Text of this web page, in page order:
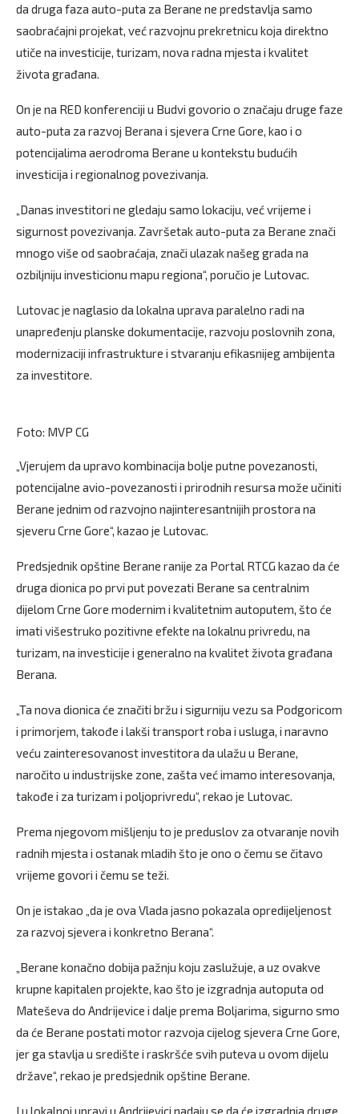
da druga faza auto-puta za Berane ne predstavlja samo
saobraćajni projekat, već razvojnu prekretnicu koja direktno
utiče na investicije, turizam, nova radna mjesta i kvalitet
života građana.
On je na RED konferenciji u Budvi govorio o značaju druge faze
auto-puta za razvoj Berana i sjevera Crne Gore, kao i o
potencijalima aerodroma Berane u kontekstu budućih
investicija i regionalnog povezivanja.
„Danas investitori ne gledaju samo lokaciju, već vrijeme i
sigurnost povezivanja. Završetak auto-puta za Berane znači
mnogo više od saobraćaja, znači ulazak našeg grada na
ozbiljniju investicionu mapu regiona“, poručio je Lutovac.
Lutovac je naglasio da lokalna uprava paralelno radi na
unapređenju planske dokumentacije, razvoju poslovnih zona,
modernizaciji infrastrukture i stvaranju efikasnijeg ambijenta
za investitore.
Foto: MVP CG
„Vjerujem da upravo kombinacija bolje putne povezanosti,
potencijalne avio-povezanosti i prirodnih resursa može učiniti
Berane jednim od razvojno najinteresantnijih prostora na
sjeveru Crne Gore“, kazao je Lutovac.
Predsjednik opštine Berane ranije za Portal RTCG kazao da će
druga dionica po prvi put povezati Berane sa centralnim
dijelom Crne Gore modernim i kvalitetnim autoputem, što će
imati višestruko pozitivne efekte na lokalnu privredu, na
turizam, na investicije i generalno na kvalitet života građana
Berana.
„Ta nova dionica će značiti bržu i sigurniju vezu sa Podgoricom
i primorjem, takođe i lakši transport roba i usluga, i naravno
veću zainteresovanost investitora da ulažu u Berane,
naročito u industrijske zone, zašta već imamo interesovanja,
takođe i za turizam i poljoprivredu“, rekao je Lutovac.
Prema njegovom mišljenju to je preduslov za otvaranje novih
radnih mjesta i ostanak mladih što je ono o čemu se čitavo
vrijeme govori i čemu se teži.
On je istakao „da je ova Vlada jasno pokazala opredijeljenost
za razvoj sjevera i konkretno Berana“.
„Berane konačno dobija pažnju koju zaslužuje, a uz ovakve
krupne kapitalen projekte, kao što je izgradnja autoputa od
Mateševa do Andrijevice i dalje prema Boljarima, sigurno smo
da će Berane postati motor razvoja cijelog sjevera Crne Gore,
jer ga stavlja u središte i raskršće svih puteva u ovom dijelu
države“, rekao je predsjednik opštine Berane.
I u lokalnoj upravi u Andrijevici nadaju se da će izgradnja druge